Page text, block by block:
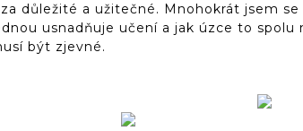
důležité a užitečné. Mnohokrát jsem
usnadňuje učení a jak úzce to
být zjevné.